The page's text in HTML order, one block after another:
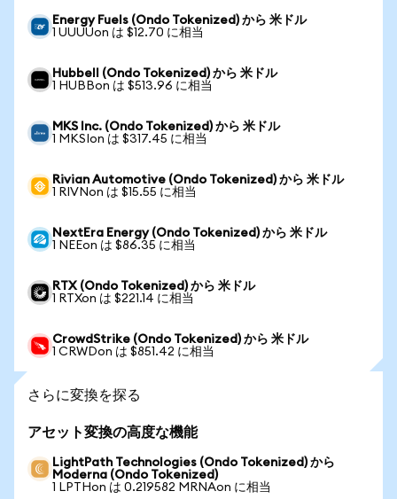
Energy Fuels (Ondo Tokenized) から 米ドル
1 UUUUon は $12.70 に相当
Hubbell (Ondo Tokenized) から 米ドル
1 HUBBon は $513.96 に相当
MKS Inc. (Ondo Tokenized) から 米ドル
1 MKSIon は $317.45 に相当
Rivian Automotive (Ondo Tokenized) から 米ドル
1 RIVNon は $15.55 に相当
NextEra Energy (Ondo Tokenized) から 米ドル
1 NEEon は $86.35 に相当
RTX (Ondo Tokenized) から 米ドル
1 RTXon は $221.14 に相当
CrowdStrike (Ondo Tokenized) から 米ドル
1 CRWDon は $851.42 に相当
さらに変換を探る
アセット変換の高度な機能
LightPath Technologies (Ondo Tokenized) から
Moderna (Ondo Tokenized)
1 LPTHon は 0.219582 MRNAon に相当